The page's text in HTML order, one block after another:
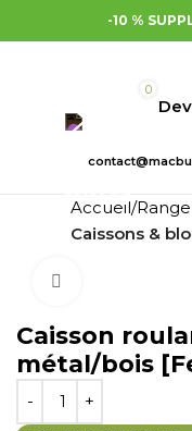
-10 %
0
Accueil
Caissons &
Caisson
métal/bois